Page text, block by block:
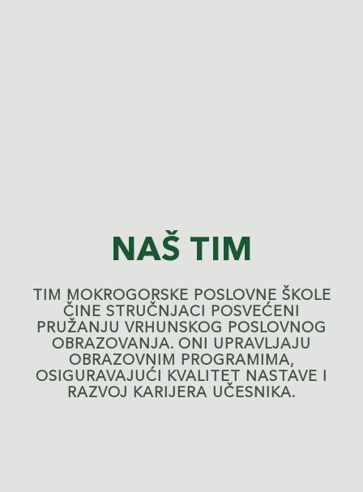
NAŠ TIM
TIM MOKROGORSKE POSLOVNE ŠKOLE
ČINE STRUČNJACI POSVEĆENI
PRUŽANJU VRHUNSKOG POSLOVNOG
OBRAZOVANJA. ONI UPRAVLJAJU
OBRAZOVNIM PROGRAMIMA,
OSIGURAVAJUĆI KVALITET NASTAVE I
RAZVOJ KARIJERA UČESNIKA.